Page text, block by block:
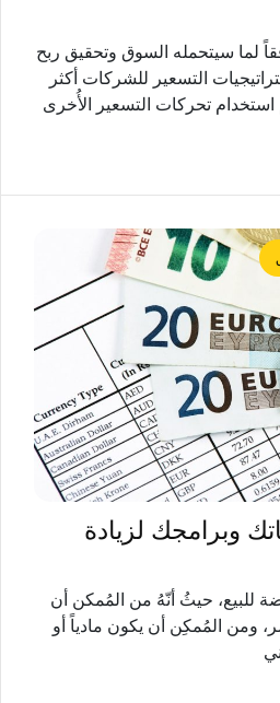
لما سيتحمله السوق وتحقيق ربح
التسعير للشركات أكثر
استخدام تحركات التسعير الأُخرى
وبرامجك لزيادة
للبيع، حيثُ أنّهُ من المُمكن أن
ومن المُمكِن أن يكون مادياً أو